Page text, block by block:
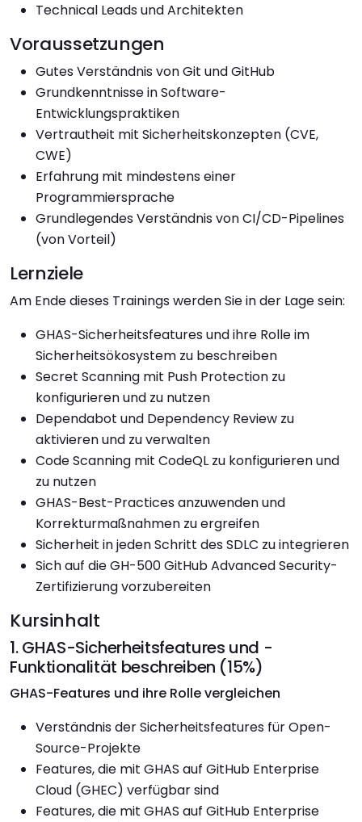
Technical Leads und Architekten
Voraussetzungen
Gutes Verständnis von Git und GitHub
Grundkenntnisse in Software-
Entwicklungspraktiken
Vertrautheit mit Sicherheitskonzepten (CVE,
CWE)
Erfahrung mit mindestens einer
Programmiersprache
Grundlegendes Verständnis von CI/CD-Pipelines
(von Vorteil)
Lernziele
Am Ende dieses Trainings werden Sie in der Lage sein:
GHAS-Sicherheitsfeatures und ihre Rolle im
Sicherheitsökosystem zu beschreiben
Secret Scanning mit Push Protection zu
konfigurieren und zu nutzen
Dependabot und Dependency Review zu
aktivieren und zu verwalten
Code Scanning mit CodeQL zu konfigurieren und
zu nutzen
GHAS-Best-Practices anzuwenden und
Korrekturmaßnahmen zu ergreifen
Sicherheit in jeden Schritt des SDLC zu integrieren
Sich auf die GH-500 GitHub Advanced Security-
Zertifizierung vorzubereiten
Kursinhalt
1. GHAS-Sicherheitsfeatures und -
Funktionalität beschreiben (15%)
GHAS-Features und ihre Rolle vergleichen
Verständnis der Sicherheitsfeatures für Open-
Source-Projekte
Features, die mit GHAS auf GitHub Enterprise
Cloud (GHEC) verfügbar sind
Features, die mit GHAS auf GitHub Enterprise